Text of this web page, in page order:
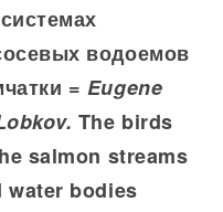
водоемов
= Eugene
The birds
salmon streams
water bodies